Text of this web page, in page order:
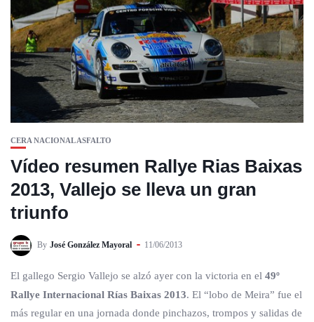
CERA NACIONAL ASFALTO
Vídeo resumen Rallye Rias Baixas
2013, Vallejo se lleva un gran
triunfo
By José González Mayoral 11/06/2013
El gallego Sergio Vallejo se alzó ayer con la victoria en el 49º
Rallye Internacional Rías Baixas 2013. El “lobo de Meira” fue el
más regular en una jornada donde pinchazos, trompos y salidas de